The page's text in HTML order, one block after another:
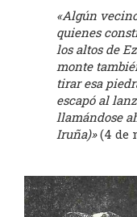
«Algún
quienes
los altos de
monte
tirar esa
escapó al
llamándose
Iruña)»(4 de